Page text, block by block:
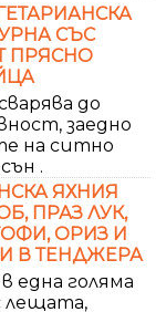
СЪС
ПРЯСНО
до
заедно
на ситно
.
ЯХНИЯ
ПРАЗ ЛУК,
ОРИЗ И
В ТЕНДЖЕРА
една голяма
лещата,